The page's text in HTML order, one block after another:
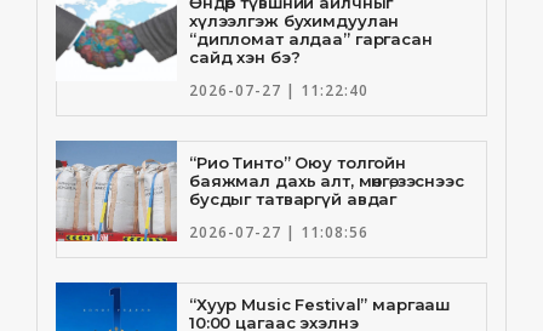
хүлээлгэж бухимдуулан
“дипломат алдаа” гаргасан
сайд хэн бэ?
2026-07-27 | 11:22:40
“Рио Тинто” Оюу толгойн
баяжмал дахь алт, мөнгө, зэснээс
бусдыг татваргүй авдаг
2026-07-27 | 11:08:56
“Хуур Music Festival” маргааш
10:00 цагаас эхэлнэ